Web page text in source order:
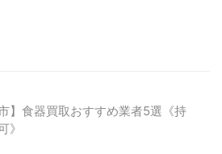
市】食器買取おすすめ業者5選《持
》